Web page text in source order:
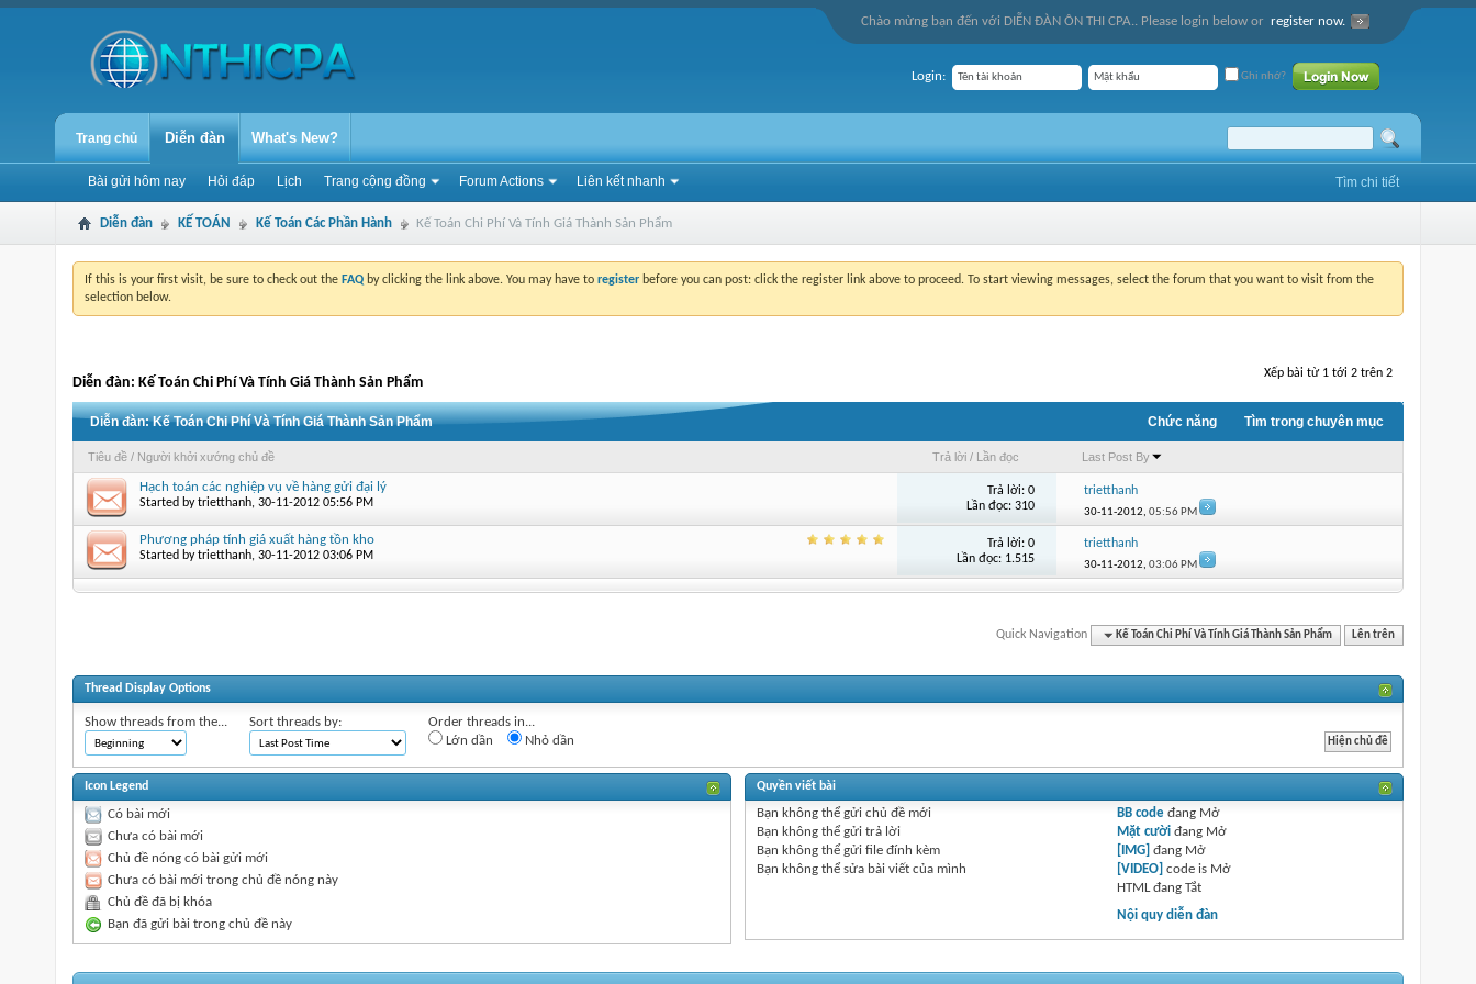
Chào mừng bạn đến với DIỄN ĐÀN ÔN THI CPA.. Please login below or register now.
Login: Ghi nhớ?
Trang chủ Diễn đàn
Bài gửi hôm nay Hỏi đáp Lịch Trang cộng đồng Forum Actions Liên kết nhanh
What's New?
Tìm chi tiết
Diễn đàn KẾ TOÁN Kế Toán Các Phần Hành Kế Toán Chi Phí Và Tính Giá Thành Sản Phẩm
If this is your first visit, be sure to check out the FAQ by clicking the link above. You may have to register before you can post: click the register link above to proceed. To start viewing messages, select the forum that you want to visit from the
selection below.
Xếp bài từ 1 tới 2 trên 2
Diễn đàn: Kế Toán Chi Phí Và Tính Giá Thành Sản Phẩm
Diễn đàn:Kế Toán Chi Phí Và Tính Giá Thành Sản Phẩm Chức năng Tìm trong chuyên mục
Tiêu đề / Người khởi xướng chủ đề Trả lời / Lần đọc Last Post By
Hạch toán các nghiệp vụ về hàng gửi đại lý
Started bytrietthanh‎, 30-11-2012 05:56 PM
Trả lời:0
Lần đọc: 310
trietthanh
30-11-2012, 05:56 PM
Phương pháp tính giá xuất hàng tồn kho
Started bytrietthanh‎, 30-11-2012 03:06 PM
Trả lời:0
Lần đọc: 1.515
trietthanh
30-11-2012, 03:06 PM
Quick Navigation Kế Toán Chi Phí Và Tính Giá Thành Sản Phẩm Lên trên
Thread Display Options
Show threads from the... Sort threads by:
Order threads in...
Lớn dần
Nhỏ dần
Icon Legend
Có bài mới
Chưa có bài mới
Chủ đề nóng có bài gửi mới
Chưa có bài mới trong chủ đề nóng này
Chủ đề đã bị khóa
Bạn đã gửi bài trong chủ đề này
Quyền viết bài
Bạn không thể gửi chủ đề mới
Bạn không thể gửi trả lời
Bạn không thể gửi file đính kèm
Bạn không thể sửa bài viết của mình
BB code đang Mở
Mặt cười đang Mở
[IMG] đang Mở
[VIDEO] code is Mở
HTML đangTắt
Nội quy diễn đàn